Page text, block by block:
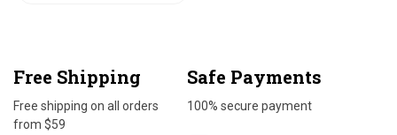
Free Shipping
Free shipping on all orders
from $59
Safe Payments
100% secure payment